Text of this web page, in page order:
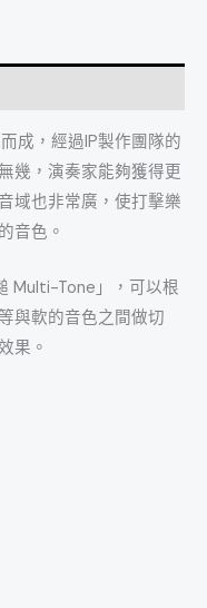
成，經過IP製作團隊的
幾，演奏家能夠獲得更
域也非常廣，使打擊樂
音色。
Multi-Tone」，可以根
與軟的音色之間做切
果。